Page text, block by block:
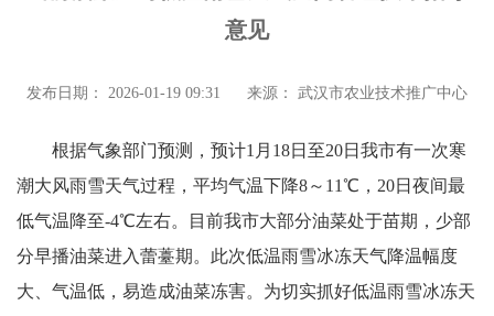
意见
发布日期： 2026-01-19 09:31 来源： 武汉市农业技术推广中心
根据气象部门预测，预计1月18日至20日我市有一次寒
潮大风雨雪天气过程，平均气温下降8～11℃，20日夜间最
低气温降至-4℃左右。目前我市大部分油菜处于苗期，少部
分早播油菜进入蕾薹期。此次低温雨雪冰冻天气降温幅度
大、气温低，易造成油菜冻害。为切实抓好低温雨雪冰冻天